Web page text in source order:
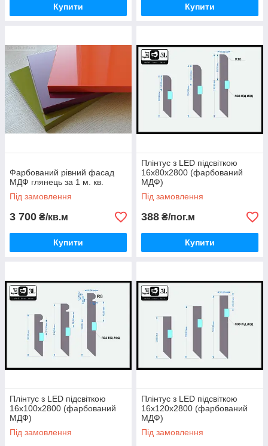
Купити Купити
Фарбований рівний фасад
МДФ глянець за 1 м. кв.
Під замовлення
3 700 ₴/кв.м
Купити
Плінтус з LED підсвіткою
16х80х2800 (фарбований
МДФ)
Під замовлення
388 ₴/пог.м
Купити
Плінтус з LED підсвіткою
16х100х2800 (фарбований
МДФ)
Під замовлення
Плінтус з LED підсвіткою
16х120х2800 (фарбований
МДФ)
Під замовлення